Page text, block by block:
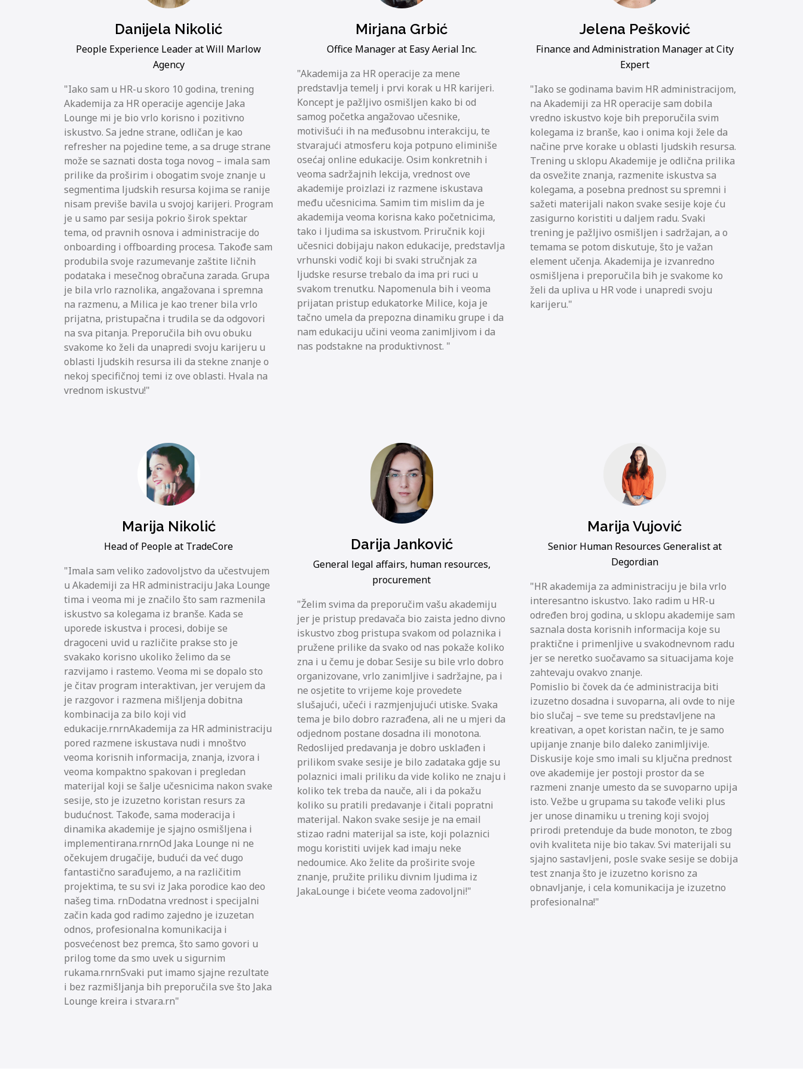
Danijela Nikolić
People Experience Leader at Will Marlow
Agency
Iako sam u HR-u skoro 10 godina, trening
Akademija za HR operacije agencije Jaka
Lounge mi je bio vrlo korisno i pozitivno
iskustvo. Sa jedne strane, odličan je kao
refresher na pojedine teme, a sa druge strane
može se saznati dosta toga novog – imala sam
prilike da proširim i obogatim svoje znanje u
segmentima ljudskih resursa kojima se ranije
nisam previše bavila u svojoj karijeri. Program
je u samo par sesija pokrio širok spektar
tema, od pravnih osnova i administracije do
onboarding i offboarding procesa. Takođe sam
produbila svoje razumevanje zaštite ličnih
podataka i mesečnog obračuna zarada. Grupa
je bila vrlo raznolika, angažovana i spremna
na razmenu, a Milica je kao trener bila vrlo
prijatna, pristupačna i trudila se da odgovori
na sva pitanja. Preporučila bih ovu obuku
svakome ko želi da unapredi svoju karijeru u
oblasti ljudskih resursa ili da stekne znanje o
nekoj specifičnoj temi iz ove oblasti. Hvala na
vrednom iskustvu!
Mirjana Grbić
Office Manager at Easy Aerial Inc.
Akademija za HR operacije za mene
predstavlja temelj i prvi korak u HR karijeri.
Koncept je pažljivo osmišljen kako bi od
samog početka angažovao učesnike,
motivišući ih na međusobnu interakciju, te
stvarajući atmosferu koja potpuno eliminiše
osećaj online edukacije. Osim konkretnih i
veoma sadržajnih lekcija, vrednost ove
akademije proizlazi iz razmene iskustava
među učesnicima. Samim tim mislim da je
akademija veoma korisna kako početnicima,
tako i ljudima sa iskustvom. Priručnik koji
učesnici dobijaju nakon edukacije, predstavlja
vrhunski vodič koji bi svaki stručnjak za
ljudske resurse trebalo da ima pri ruci u
svakom trenutku. Napomenula bih i veoma
prijatan pristup edukatorke Milice, koja je
tačno umela da prepozna dinamiku grupe i da
nam edukaciju učini veoma zanimljivom i da
nas podstakne na produktivnost.
Jelena Pešković
Finance and Administration Manager at City
Expert
Iako se godinama bavim HR administracijom,
na Akademiji za HR operacije sam dobila
vredno iskustvo koje bih preporučila svim
kolegama iz branše, kao i onima koji žele da
načine prve korake u oblasti ljudskih resursa.
Trening u sklopu Akademije je odlična prilika
da osvežite znanja, razmenite iskustva sa
kolegama, a posebna prednost su spremni i
sažeti materijali nakon svake sesije koje ću
zasigurno koristiti u daljem radu. Svaki
trening je pažljivo osmišljen i sadržajan, a o
temama se potom diskutuje, što je važan
element učenja. Akademija je izvanredno
osmišljena i preporučila bih je svakome ko
želi da upliva u HR vode i unapredi svoju
karijeru.
Marija Nikolić
Head of People at TradeCore
Imala sam veliko zadovoljstvo da učestvujem
u Akademiji za HR administraciju Jaka Lounge
tima i veoma mi je značilo što sam razmenila
iskustvo sa kolegama iz branše. Kada se
uporede iskustva i procesi, dobije se
dragoceni uvid u različite prakse sto je
svakako korisno ukoliko želimo da se
razvijamo i rastemo. Veoma mi se dopalo sto
je čitav program interaktivan, jer verujem da
je razgovor i razmena mišljenja dobitna
kombinacija za bilo koji vid
edukacije.rnrnAkademija za HR administraciju
pored razmene iskustava nudi i mnoštvo
veoma korisnih informacija, znanja, izvora i
veoma kompaktno spakovan i pregledan
materijal koji se šalje učesnicima nakon svake
sesije, sto je izuzetno koristan resurs za
budućnost. Takođe, sama moderacija i
dinamika akademije je sjajno osmišljena i
implementirana.rnrnOd Jaka Lounge ni ne
očekujem drugačije, budući da već dugo
fantastično sarađujemo, a na različitim
projektima, te su svi iz Jaka porodice kao deo
našeg tima. rnDodatna vrednost i specijalni
začin kada god radimo zajedno je izuzetan
odnos, profesionalna komunikacija i
posvećenost bez premca, što samo govori u
prilog tome da smo uvek u sigurnim
rukama.rnrnSvaki put imamo sjajne rezultate
i bez razmišljanja bih preporučila sve što Jaka
Lounge kreira i stvara.rn
Darija Janković
General legal affairs, human resources,
procurement
Želim svima da preporučim vašu akademiju
jer je pristup predavača bio zaista jedno divno
iskustvo zbog pristupa svakom od polaznika i
pružene prilike da svako od nas pokaže koliko
zna i u čemu je dobar. Sesije su bile vrlo dobro
organizovane, vrlo zanimljive i sadržajne, pa i
ne osjetite to vrijeme koje provedete
slušajući, učeći i razmjenjujući utiske. Svaka
tema je bilo dobro razrađena, ali ne u mjeri da
odjednom postane dosadna ili monotona.
Redoslijed predavanja je dobro usklađen i
prilikom svake sesije je bilo zadataka gdje su
polaznici imali priliku da vide koliko ne znaju i
koliko tek treba da nauče, ali i da pokažu
koliko su pratili predavanje i čitali popratni
materijal. Nakon svake sesije je na email
stizao radni materijal sa iste, koji polaznici
mogu koristiti uvijek kad imaju neke
nedoumice. Ako želite da proširite svoje
znanje, pružite priliku divnim ljudima iz
JakaLounge i bićete veoma zadovoljni!
Marija Vujović
Senior Human Resources Generalist at
Degordian
HR akademija za administraciju je bila vrlo
interesantno iskustvo. Iako radim u HR-u
određen broj godina, u sklopu akademije sam
saznala dosta korisnih informacija koje su
praktične i primenljive u svakodnevnom radu
jer se neretko suočavamo sa situacijama koje
zahtevaju ovakvo znanje.
Pomislio bi čovek da će administracija biti
izuzetno dosadna i suvoparna, ali ovde to nije
bio slučaj – sve teme su predstavljene na
kreativan, a opet koristan način, te je samo
upijanje znanje bilo daleko zanimljivije.
Diskusije koje smo imali su ključna prednost
ove akademije jer postoji prostor da se
razmeni znanje umesto da se suvoparno upija
isto. Vežbe u grupama su takođe veliki plus
jer unose dinamiku u trening koji svojoj
prirodi pretenduje da bude monoton, te zbog
ovih kvaliteta nije bio takav. Svi materijali su
sjajno sastavljeni, posle svake sesije se dobija
test znanja što je izuzetno korisno za
obnavljanje, i cela komunikacija je izuzetno
profesionalna!